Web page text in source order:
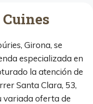
Girona, se
especializada en
la atención de
Santa Clara, 53,
variada oferta de